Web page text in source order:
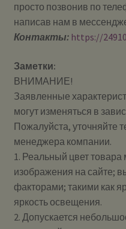
просто позвонив по
написав нам в
Контакты: https://
Заметки:
ВНИМАНИЕ!
Заявленные
могут изменяться в
Пожалуйста, уточняйте
менеджера компании.
1. Реальный цвет товара
изображения на сайте;
факторами; такими как
яркость освещения.
2. Допускается